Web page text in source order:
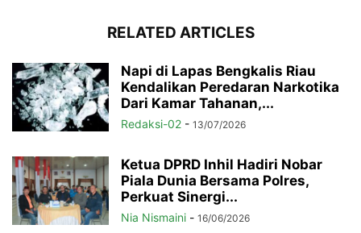
RELATED ARTICLES
Napi di Lapas Bengkalis Riau
Kendalikan Peredaran Narkotika
Dari Kamar Tahanan,...
Redaksi-02 - 13/07/2026
Ketua DPRD Inhil Hadiri Nobar
Piala Dunia Bersama Polres,
Perkuat Sinergi...
Nia Nismaini - 16/06/2026